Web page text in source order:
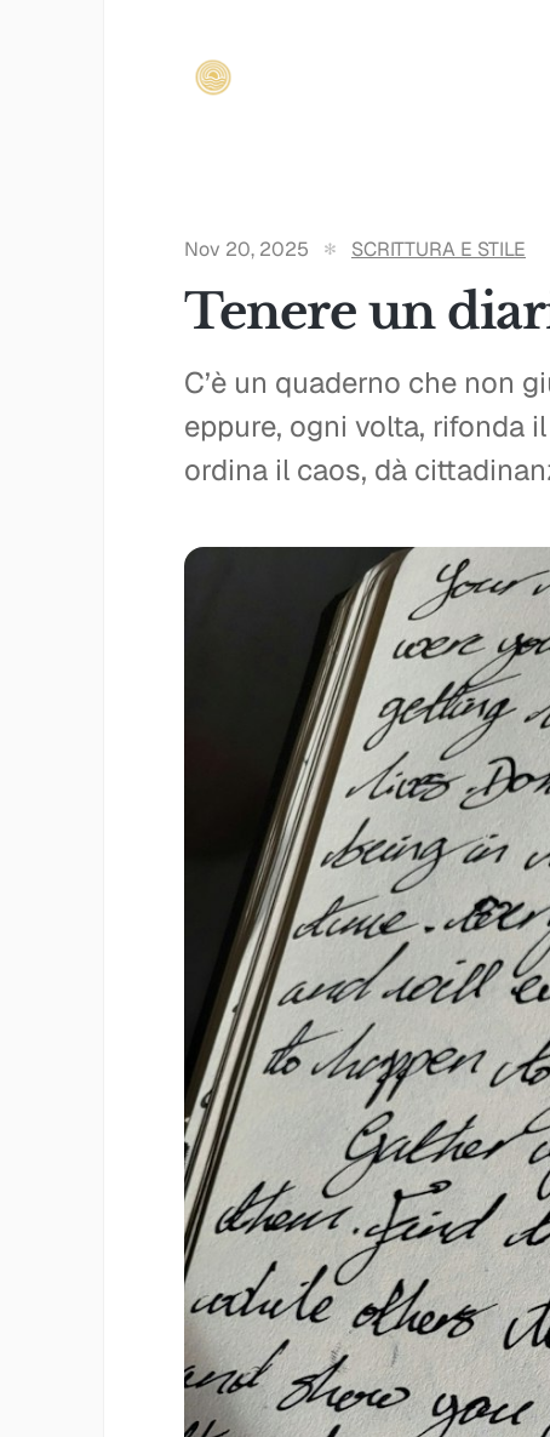
Nov 20, 2025 SCRITTURA E STILE
Tenere un
C’è un quaderno che non
eppure, ogni volta, rifonda
ordina il caos, dà